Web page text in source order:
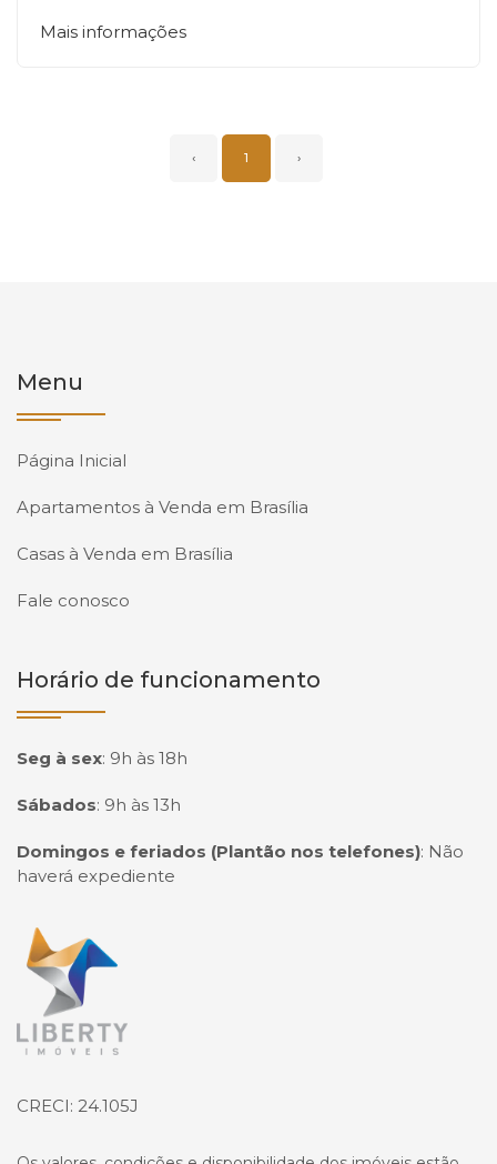
Mais informações
‹ 1 ›
Menu
Página Inicial
Apartamentos à Venda em Brasília
Casas à Venda em Brasília
Fale conosco
Horário de funcionamento
Seg à sex: 9h às 18h
Sábados: 9h às 13h
Domingos e feriados (Plantão nos telefones): Não
haverá expediente
Página inicial
CRECI: 24.105J